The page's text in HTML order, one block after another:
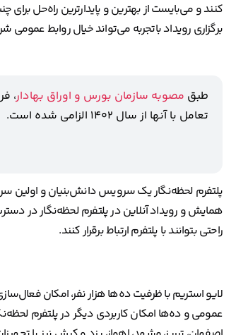
کنند و می‌بایست از بهترین و پایدارترین راه‌حل
برگزاری رویداد باتجربه می‌تواند خیال روابط عمومی
طبق مصوبه سازمان بورس و اوراق بهادار،
تعامل با آنها از سال ۱۴۰۲ الزامی شده است.
پلتفرم لحظه‌نگار یک سرویس دانش‌بنیان و اولین
همایش و رویداد آنلاین در پلتفرم لحظه‌نگار در
راحتی بتوانند با پلتفرم ارتباط برقرار کنند.
لایو استریم با ظرفیت ده‌ها هزار نفر، امکان
عمومی و ده‌ها امکان کاربردی دیگر در پلتفرم